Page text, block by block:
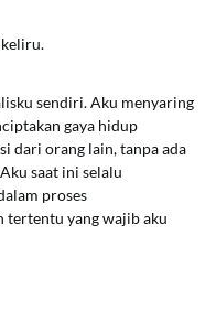
sendiri. Aku menyaring
gaya hidup
dari orang lain, tanpa ada
saat ini selalu
proses
tertentu yang wajib aku